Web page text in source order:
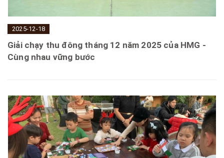
2025-12-18
Giải chạy thu đông tháng 12 năm 2025 của HMG -
Cùng nhau vững bước